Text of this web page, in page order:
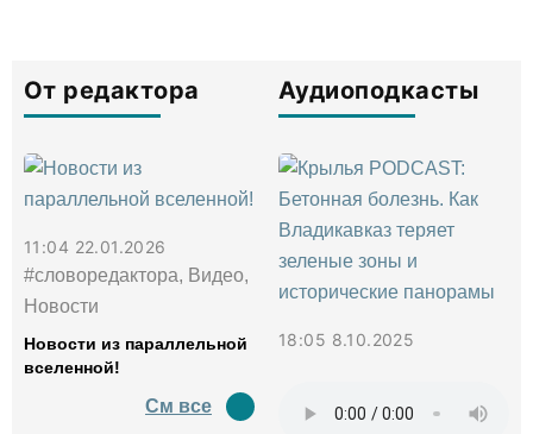
От редактора
11:04 22.01.2026
#словоредактора, Видео,
Новости
Новости из параллельной
вселенной!
См все
Аудиоподкасты
18:05 8.10.2025